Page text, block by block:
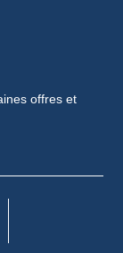
offres et